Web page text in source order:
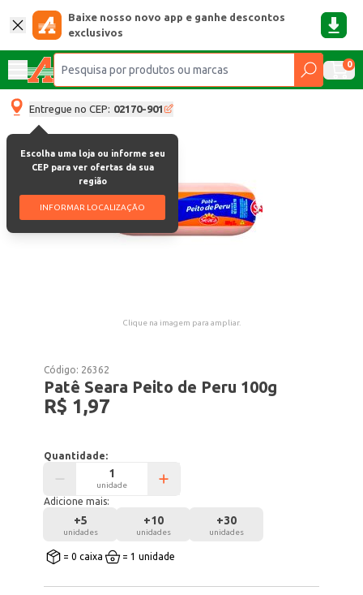
Baixe nosso novo app e ganhe descontos
exclusivos
0
Entregue no CEP: 02170-901
Escolha uma loja ou informe seu
CEP para ver ofertas da sua
região
INFORMAR LOCALIZAÇÃO
Clique na imagem para ampliar.
Código: 26362
Patê Seara Peito de Peru 100g
R$ 1,97
Quantidade:
unidade
Adicione mais:
+5
unidades
+10
unidades
+30
unidades
= 0 caixa = 1 unidade